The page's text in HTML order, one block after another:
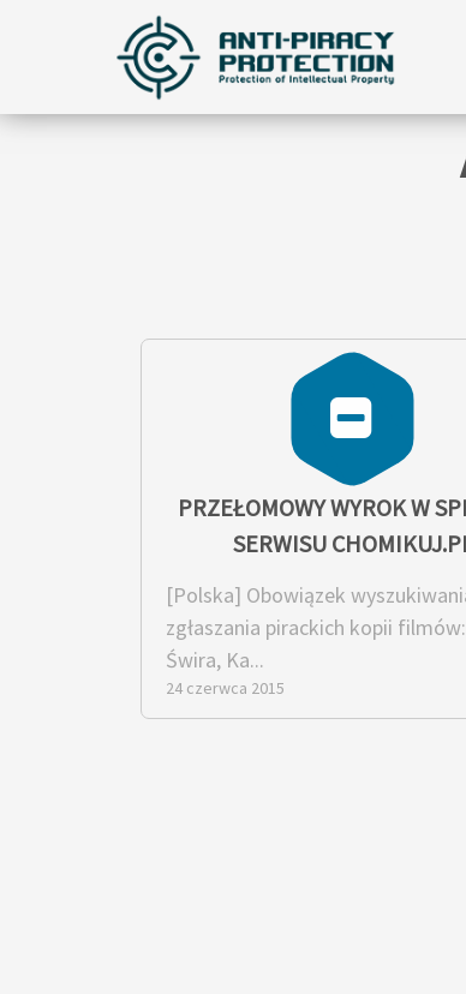
PRZEŁOMOWY WYROK W
SERWISU
[Polska] Obowiązek
zgłaszania pirackich kopii
Świra, Ka...
24 czerwca 2015